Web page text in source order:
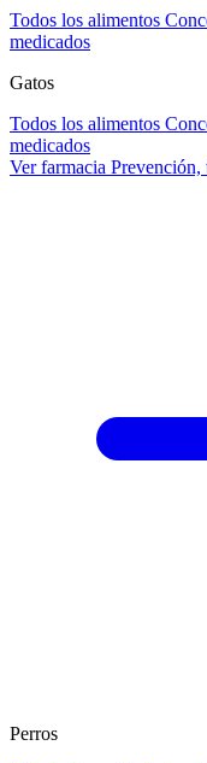
Todos los alimentos
medicados
Gatos
Todos los alimentos
medicados
Ver farmacia Prevención,
Perros